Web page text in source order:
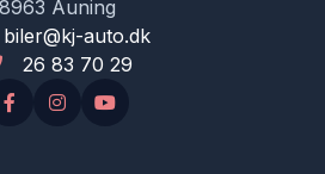
8963 Auning
biler@kj-auto.dk
26 83 70 29